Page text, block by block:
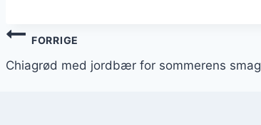
Indlægsnavigation
FORRIGE
Chiagrød med jordbær for sommerens smag